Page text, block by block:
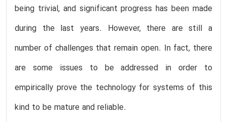
being trivial, and significant progress has been made
during the last years. However, there are still a
number of challenges that remain open. In fact, there
are some issues to be addressed in order to
empirically prove the technology for systems of this
kind to be mature and reliable.